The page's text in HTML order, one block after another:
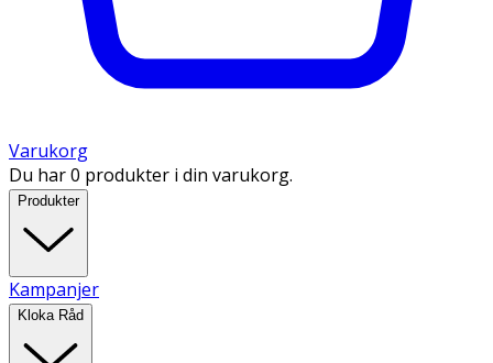
Varukorg
Du har 0 produkter i din varukorg.
Produkter
Kampanjer
Kloka Råd